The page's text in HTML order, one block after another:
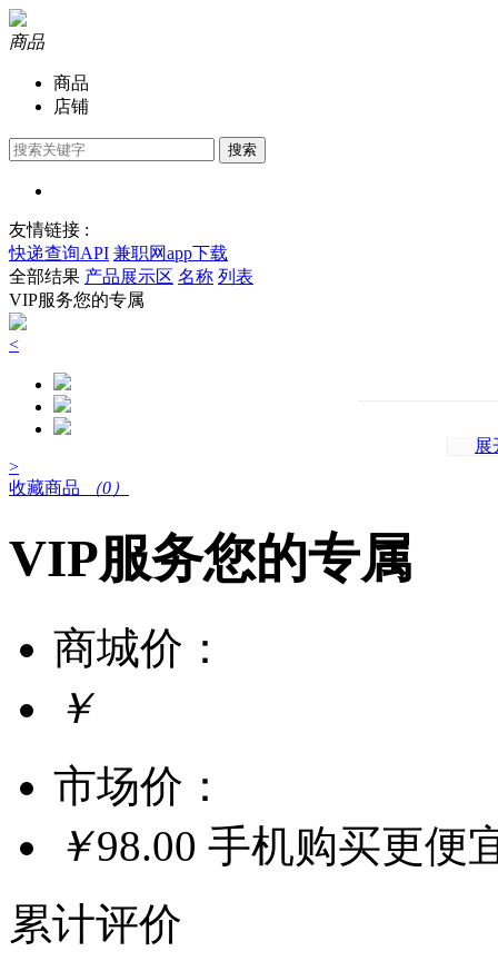
商品
商品
店铺
搜索
友情链接 :
快递查询API 兼职网app下载
全部结果 产品展示区 名称 列表
VIP服务您的专属
<
>
收藏商品
（0）
VIP服务您的专属
商城价：
￥
市场价：
￥98.00 手机购买更便
累计评价
展